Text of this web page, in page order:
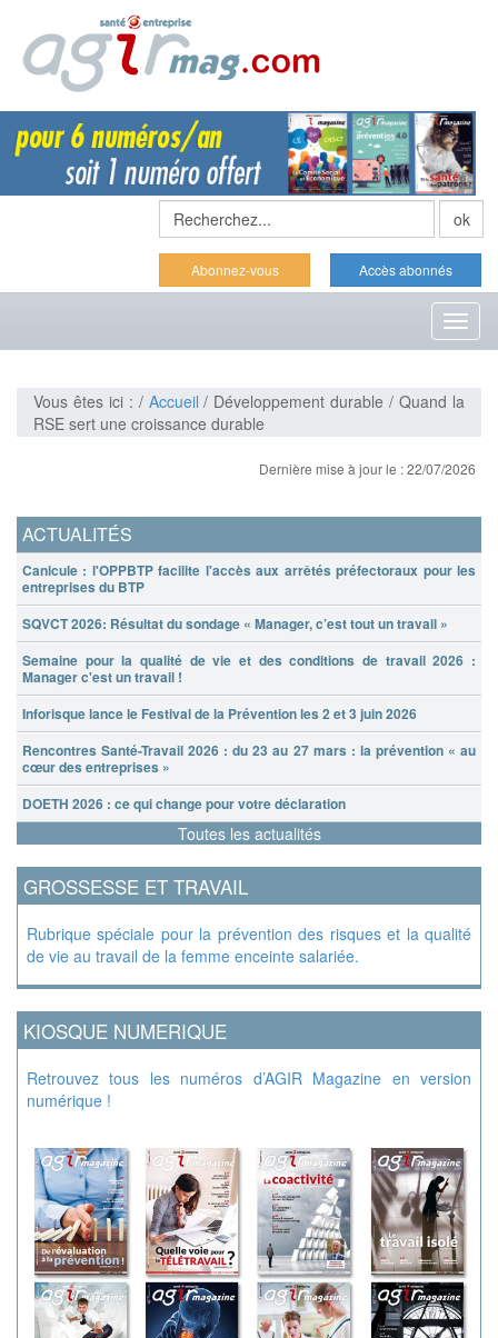
Abonnez-vous Accès abonnés
Vous êtes ici : / Accueil / Développement durable / Quand la
RSE sert une croissance durable
Dernière mise à jour le : 22/07/2026
ACTUALITÉS
Canicule : l'OPPBTP facilite l'accès aux arrêtés préfectoraux pour les
entreprises du BTP
SQVCT 2026: Résultat du sondage « Manager, c’est tout un travail »
Semaine pour la qualité de vie et des conditions de travail 2026 :
Manager c'est un travail !
Inforisque lance le Festival de la Prévention les 2 et 3 juin 2026
Rencontres Santé-Travail 2026 : du 23 au 27 mars : la prévention « au
cœur des entreprises »
DOETH 2026 : ce qui change pour votre déclaration
Toutes les actualités
GROSSESSE ET TRAVAIL
Rubrique spéciale pour la prévention des risques et la qualité
de vie au travail de la femme enceinte salariée.
KIOSQUE NUMERIQUE
Retrouvez tous les numéros d’AGIR Magazine en version
numérique !